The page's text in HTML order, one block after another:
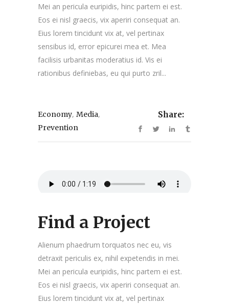
Mei an pericula euripidis, hinc partem ei est.
Eos ei nisl graecis, vix aperiri consequat an.
Eius lorem tincidunt vix at, vel pertinax
sensibus id, error epicurei mea et. Mea
facilisis urbanitas moderatius id. Vis ei
rationibus definiebas, eu qui purto zril...
Economy, Media,
Prevention
Share:
Find a Project
Alienum phaedrum torquatos nec eu, vis
detraxit periculis ex, nihil expetendis in mei.
Mei an pericula euripidis, hinc partem ei est.
Eos ei nisl graecis, vix aperiri consequat an.
Eius lorem tincidunt vix at, vel pertinax